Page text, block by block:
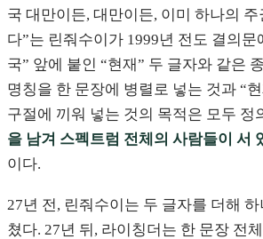
국 대만이든, 대만이든, 이미 하나의 주
다”는 린줘수이가 1999년 전도 결의문
국” 앞에 붙인 “현재” 두 글자와 같은
명칭을 한 문장에 병렬로 넣는 것과 “
구절에 끼워 넣는 것의 목적은 모두 정
을 남겨 스펙트럼 전체의 사람들이 서
이다.
27년 전, 린줘수이는 두 글자를 더해
쳤다. 27년 뒤, 라이칭더는 한 문장 전